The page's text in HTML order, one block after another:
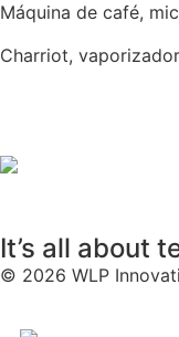
Máquina de café,
Charriot,
It’s all about
© 2026 WLP